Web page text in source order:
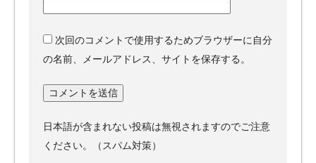
次回のコメントで使用するためブラウザーに自分
の名前、メールアドレス、サイトを保存する。
日本語が含まれない投稿は無視されますのでご注意
ください。（スパム対策）